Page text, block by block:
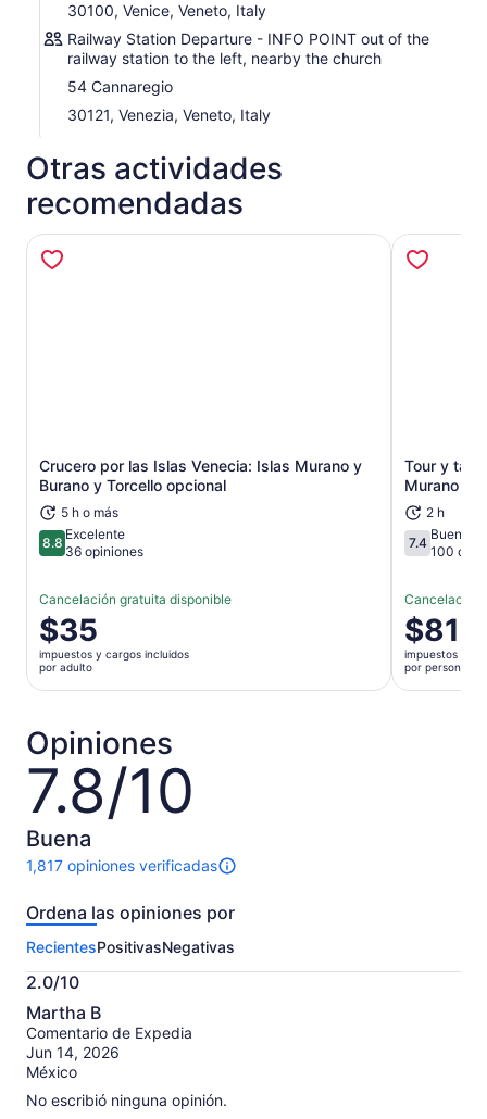
antes de regresar al barco para abordar el crucero final
de regreso a Venecia.
30100, Venice, Veneto, Italy
Railway Station Departure - INFO POINT out of the
railway station to the left, nearby the church
54 Cannaregio
30121, Venezia, Veneto, Italy
Otras actividades
recomendadas
Crucero por las Islas Venecia: Islas Murano y
Burano y Torcello opcional
5 h o más
8.88.8 de 10
Excelente
36 opiniones
Cancelación gratuita disponible
El
precio
es
de
por
adulto
$35
impuestos y cargos incluidos
por adulto
Se abrirá en una nueva pestaña
Tour y
Murano
2 h
7.47.4 de 10
Buena
100
Cancelación
El
precio
es
de
$81
impuestos y
por persona
Opiniones
7.8/10
7.8
de
10
Buena
1,817 opiniones verificadas
Hay
opiniones
esta
actividad.
Más
información
sobre
nuestras
opiniones
Ordena las opiniones por
RecientesPositivasNegativas
2.0/10
2.0
de
10
Martha B
Comentario de Expedia
Jun 14, 2026
México
No escribió ninguna opinión.